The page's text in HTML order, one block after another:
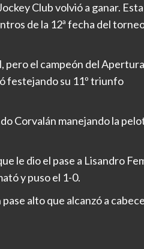
Club volvió a ganar.
de la 12ª fecha del
pero el campeón del
festejando su 11º triunfo
Corvalán manejando la
le dio el pase a Lisandro
y puso el 1-0.
alto que alcanzó a